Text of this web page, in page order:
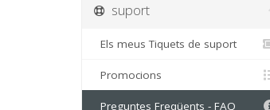
suport
Els meus Tiquets de suport
Promocions
Preguntes Freqüents - FAQ